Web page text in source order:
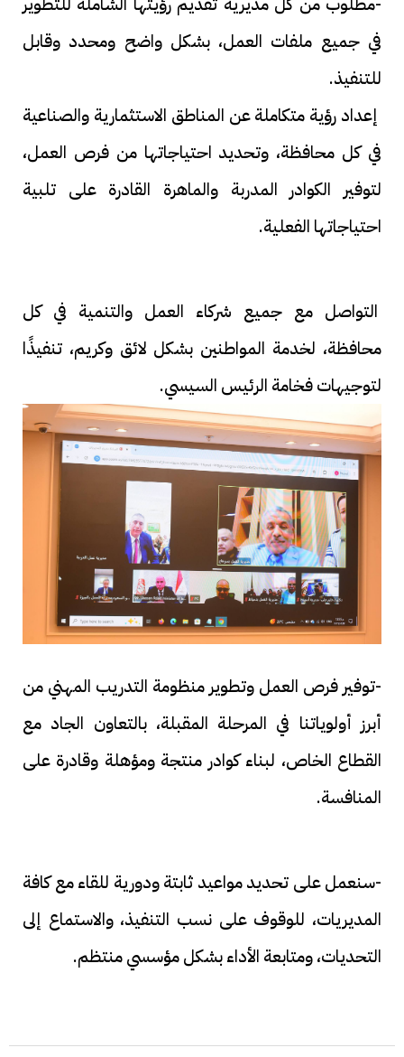
في جميع ملفات العمل، بشكل واضح ومحدد وقابل
للتنفيذ.
إعداد رؤية متكاملة عن المناطق الاستثمارية والصناعية
في كل محافظة، وتحديد احتياجاتها من فرص العمل،
لتوفير الكوادر المدربة والماهرة القادرة على تلبية
احتياجاتها الفعلية.
التواصل مع جميع شركاء العمل والتنمية في كل
محافظة، لخدمة المواطنين بشكل لائق وكريم، تنفيذًا
لتوجيهات فخامة الرئيس السيسي.
-توفير فرص العمل وتطوير منظومة التدريب المهني من
أبرز أولوياتنا في المرحلة المقبلة، بالتعاون الجاد مع
القطاع الخاص، لبناء كوادر منتجة ومؤهلة وقادرة على
المنافسة.
-سنعمل على تحديد مواعيد ثابتة ودورية للقاء مع كافة
المديريات، للوقوف على نسب التنفيذ، والاستماع إلى
التحديات، ومتابعة الأداء بشكل مؤسسي منتظم.